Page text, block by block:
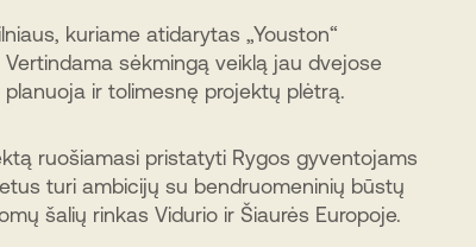
kuriame atidarytas „Youston“
sėkmingą veiklą jau dvejose
planuoja ir tolimesnę projektų plėtrą.
ruošiamasi pristatyti Rygos gyventojams
turi ambicijų su bendruomeninių būstų
šalių rinkas Vidurio ir Šiaurės Europoje.